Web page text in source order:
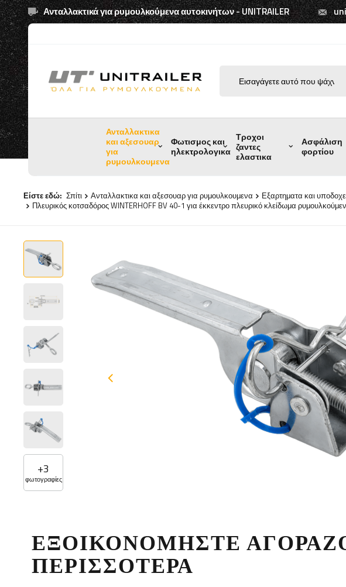
Ανταλλακτικά για ρυμουλκούμενα αυτοκινήτων - UNITRAILER
Ανταλλακτικα
και αξεσουαρ
για
ρυμουλκουμενα
Φωτισμος και
ηλεκτρολογικα
Τροχοι
ζαντες
ελαστικα
Ασφάλιση
φορτίου
Είστε εδώ: Σπίτι Ανταλλακτικα και αξεσουαρ για ρυμουλκουμενα Εξαρτηματα και
Πλευρικός κοτσαδόρος WINTERHOFF BV 40-1 για έκκεντρο πλευρικό κλείδωμα
+3
φωτογραφίες
ΕΞΟΙΚΟΝΟΜΉΣΤΕ
ΠΕΡΙΣΣΌΤΕΡΑ